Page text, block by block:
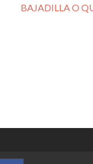
BAJADILLA O